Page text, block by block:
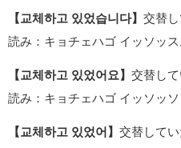
【교체하고 있었습니다】 交替
読み：キョチェハゴ イッソッ
【교체하고 있었어요】 交替し
読み：キョチェハゴ イッソッソ
【교체하고 있었어】 交替してい